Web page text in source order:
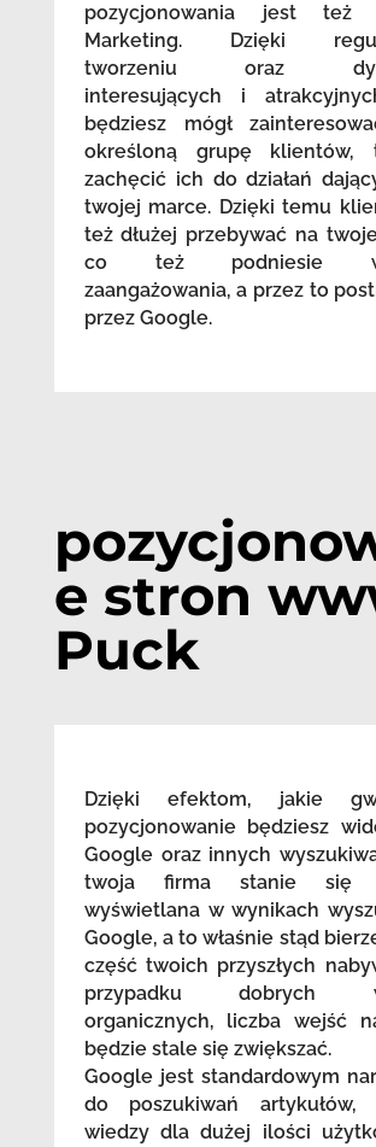
pozycjonowania jest też
Marketing. Dzięki
tworzeniu oraz
interesujących i
będziesz mógł
określoną grupę klientów,
zachęcić ich do działań
twojej marce. Dzięki temu
też dłużej przebywać na
co też podniesie
zaangażowania, a przez to
przez Google.
e stron
Puck
Dzięki efektom, jakie
pozycjonowanie będziesz
Google oraz innych
twoja firma stanie się
wyświetlana w wynikach
Google, a to właśnie stąd
część twoich przyszłych
przypadku dobrych
organicznych, liczba wejść
będzie stale się zwiększać.
Google jest standardowym
do poszukiwań artykułów,
wiedzy dla dużej ilości